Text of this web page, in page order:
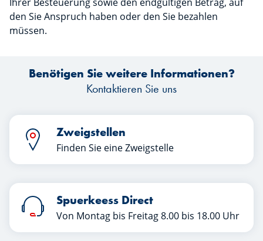
den Sie Anspruch haben oder den Sie bezahlen
müssen.
Benötigen Sie weitere Informationen?
Kontaktieren Sie uns
Zweigstellen
Finden Sie eine Zweigstelle
Spuerkeess Direct
Von Montag bis Freitag 8.00 bis 18.00 Uhr